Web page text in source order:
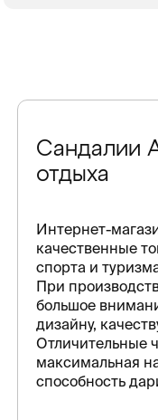
Сандалии
отдыха
Интернет-
качественные
спорта и
При
большое
дизайну,
Отличительные
максимальная
способность